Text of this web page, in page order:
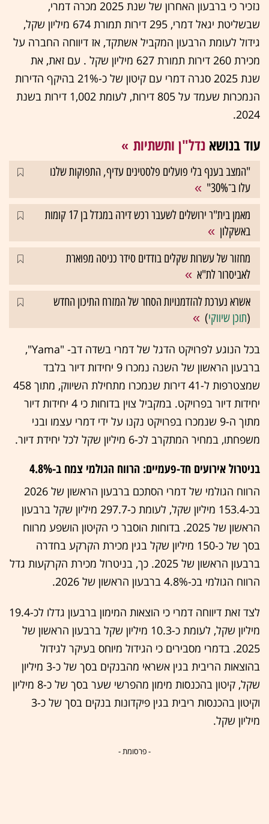
נזכיר כי ברבעון האחרון של שנת 2025 מכרה דמרי,
שבשליטת יגאל דמרי, 295 דירות תמורת 674 מיליון שקל,
גידול לעומת הרבעון המקביל אשתקד, אז דיווחה החברה על
מכירת 260 דירות תמורת 627 מיליון שקל . עם זאת, את
שנת 2025 סגרה דמרי עם קיטון של כ-21% בהיקף הדירות
הנמכרות שעמד על 805 דירות, לעומת 1,002 דירות בשנת
2024.
עוד בנושא נדל"ן ותשתיות
"המצב בענף בלי פועלים פלסטינים עדיף, התפוקות שלנו
עלו ב־30%"
מאמן בית"ר ירושלים לשעבר רכש דירה במגדל בן 17 קומות
באשקלון
מחזור של עשרות שקלים בודדים סידר כניסה מפוארת
לאביסרור לת"א
אשרא נערכת להזדמנויות הסחר של המזרח התיכון החדש
(תוכן שיווקי)
בכל הנוגע לפרויקט הדגל של דמרי בשדה דב- "Yama",
ברבעון הראשון של השנה נמכרו 9 יחידות דיור בלבד
שמצטרפות ל-41 דירות שנמכרו מתחילת השיווק, מתוך 458
יחידות דיור בפרויקט. במקביל צוין בדוחות כי 4 יחידות דיור
מתוך ה-9 שנמכרו בפרויקט נקנו על ידי דמרי עצמו ובני
משפחתו, במחיר המתקרב לכ-6 מיליון שקל לכל יחידת דיור.
בניטרול אירועים חד-פעמיים: הרווח הגולמי צמח ב-4.8%
הרווח הגולמי של דמרי הסתכם ברבעון הראשון של 2026
בכ-153.4 מיליון שקל, לעומת כ-297.7 מיליון שקל ברבעון
הראשון של 2025. בדוחות הוסבר כי הקיטון הושפע מרווח
בסך של כ-150 מיליון שקל בגין מכירת הקרקע בחדרה
ברבעון הראשון של 2025. כך, בניטרול מכירת הקרקעות גדל
הרווח הגולמי בכ-4.8% ברבעון הראשון של 2026.
לצד זאת דיווחה דמרי כי הוצאות המימון ברבעון גדלו לכ-19.4
מיליון שקל, לעומת כ-10.3 מיליון שקל ברבעון הראשון של
2025. בדמרי מסבירים כי הגידול מיוחס בעיקר לגידול
בהוצאות הריבית בגין אשראי מהבנקים בסך של כ-3 מיליון
שקל, קיטון בהכנסות מימון מהפרשי שער בסך של כ-8 מיליון
וקיטון בהכנסות ריבית בגין פיקדונות בנקים בסך של כ-3
מיליון שקל.
- פרסומת -